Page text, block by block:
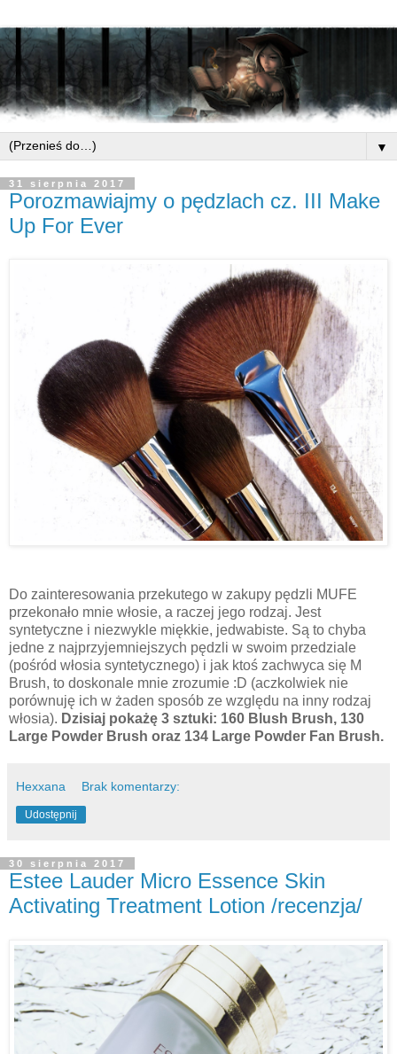
▼
31 sierpnia 2017
Porozmawiajmy o pędzlach cz. III Make
Up For Ever
Do zainteresowania przekutego w zakupy pędzli MUFE
przekonało mnie włosie, a raczej jego rodzaj. Jest
syntetyczne i niezwykle miękkie, jedwabiste. Są to chyba
jedne z najprzyjemniejszych pędzli w swoim przedziale
(pośród włosia syntetycznego) i jak ktoś zachwyca się M
Brush, to doskonale mnie zrozumie :D (aczkolwiek nie
porównuję ich w żaden sposób ze względu na inny rodzaj
włosia). Dzisiaj pokażę 3 sztuki: 160 Blush Brush, 130
Large Powder Brush oraz 134 Large Powder Fan Brush.
Hexxana Brak komentarzy:
Udostępnij
30 sierpnia 2017
Estee Lauder Micro Essence Skin
Activating Treatment Lotion /recenzja/